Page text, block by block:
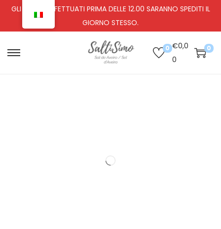
GLI ORDINI EFFETTUATI PRIMA DELLE 12.00 SARANNO SPEDITI IL
GIORNO STESSO.
0 €0,0
0
0